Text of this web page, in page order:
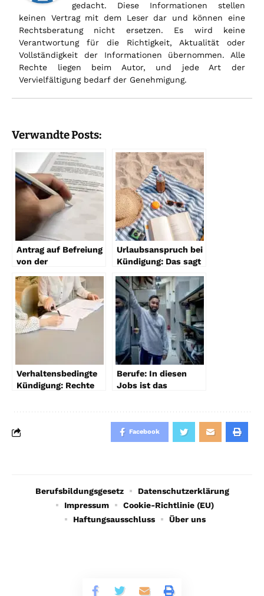
gedacht. Diese Informationen stellen
keinen Vertrag mit dem Leser dar und können eine
Rechtsberatung nicht ersetzen. Es wird keine
Verantwortung für die Richtigkeit, Aktualität oder
Vollständigkeit der Informationen übernommen. Alle
Rechte liegen beim Autor, und jede Art der
Vervielfältigung bedarf der Genehmigung.
Verwandte Posts:
Antrag auf Befreiung
von der
– Alle Infos
Urlaubsanspruch bei
Kündigung: Das sagt
Verhaltensbedingte
Kündigung: Rechte
Berufe: In diesen
Jobs ist das
besonders wichtig
Facebook
Berufsbildungsgesetz
Datenschutzerklärung
Impressum
Cookie-Richtlinie (EU)
Haftungsausschluss
Über uns